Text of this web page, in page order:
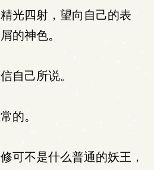
光四射，望向自己的表
的神色。
自己所说。
的。
可不是什么普通的妖王，